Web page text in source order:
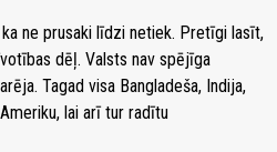
ne prusaki līdzi netiek. Pretīgi lasīt,
dēļ. Valsts nav spējīga
Tagad visa Bangladeša, Indija,
lai arī tur radītu